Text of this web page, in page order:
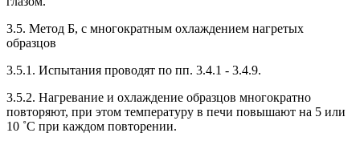
3.5. Метод Б, с многократным охлаждением нагретых
образцов
3.5.1. Испытания проводят по пп. 3.4.1 - 3.4.9.
3.5.2. Нагревание и охлаждение образцов многократно
повторяют, при этом температуру в печи повышают на 5 или
10 ˚С при каждом повторении.